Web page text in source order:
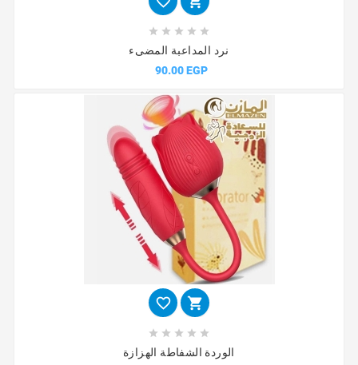
    
نرد المداعبة المضىء
90.00 EGP


    
الوردة الشفاطة الهزازة